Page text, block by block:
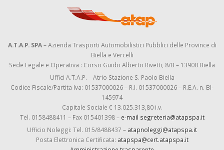
A.T.A.P. SPA– Azienda Trasporti Automobilistici Pubblici delle Province di
Biella e Vercelli
Sede Legale e Operativa : Corso Guido Alberto Rivetti, 8/B – 13900 Biella
Uffici A.T.A.P. – Atrio Stazione S. Paolo Biella
Codice Fiscale/Partita Iva: 01537000026 – R.I. 01537000026 – R.E.A. n. BI-
145974
Capitale Sociale € 13.025.313,80 i.v.
Tel. 0158488411 – Fax 015401398 – e-mail segreteria@atapspa.it
Ufficio Noleggi: Tel. 015/8488437 – atapnoleggi@atapspa.it
Posta Elettronica Certificata: atapspa@cert.atapspa.it